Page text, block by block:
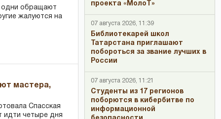
одни обращают
жалуются на
мастера,
Спасская
идти четыре дня
проекта «МолоТ»
07 августа 2026, 11:39
Библиотекарей школ
Татарстана приглашают
побороться за звание лучших в
России
07 августа 2026, 11:21
Студенты из 17 регионов
поборются в кибербитве по
информационной